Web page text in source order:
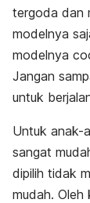
tergoda dan
modelnya
modelnya
Jangan
untuk
Untuk anak-
sangat
dipilih tidak
mudah. Oleh